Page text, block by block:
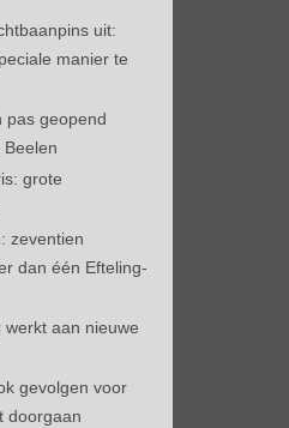
uit:
manier te
pas geopend
grote
zeventien
dan één Efteling-
werkt aan nieuwe
gevolgen voor
doorgaan